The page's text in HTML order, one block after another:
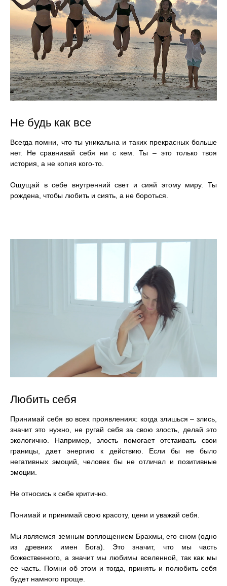
Не будь как все
Всегда помни, что ты уникальна и таких прекрасных больше
нет. Не сравнивай себя ни с кем. Ты – это только твоя
история, а не копия кого-то.
Ощущай в себе внутренний свет и сияй этому миру. Ты
рождена, чтобы любить и сиять, а не бороться.
Любить себя
Принимай себя во всех проявлениях: когда злишься – злись,
значит это нужно, не ругай себя за свою злость, делай это
экологично. Например, злость помогает отстаивать свои
границы, дает энергию к действию. Если бы не было
негативных эмоций, человек бы не отличал и позитивные
эмоции.
Не относись к себе критично.
Понимай и принимай свою красоту, цени и уважай себя.
Мы являемся земным воплощением Брахмы, его сном (одно
из древних имен Бога). Это значит, что мы часть
божественного, а значит мы любимы вселенной, так как мы
ее часть. Помни об этом и тогда, принять и полюбить себя
будет намного проще.